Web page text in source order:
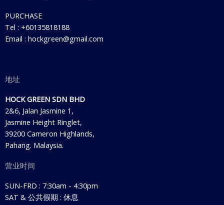
PURCHASE
Tel : +60135818188
Email : hockgreen@gmail.com
地址
HOCK GREEN SDN BHD
2&6, Jalan Jasmine 1,
Jasmine Height Ringlet,
39200 Cameron Highlands,
Pahang. Malaysia.
营业时间
SUN-FRD : 7:30am - 4:30pm
SAT & 公共假期 : 休息